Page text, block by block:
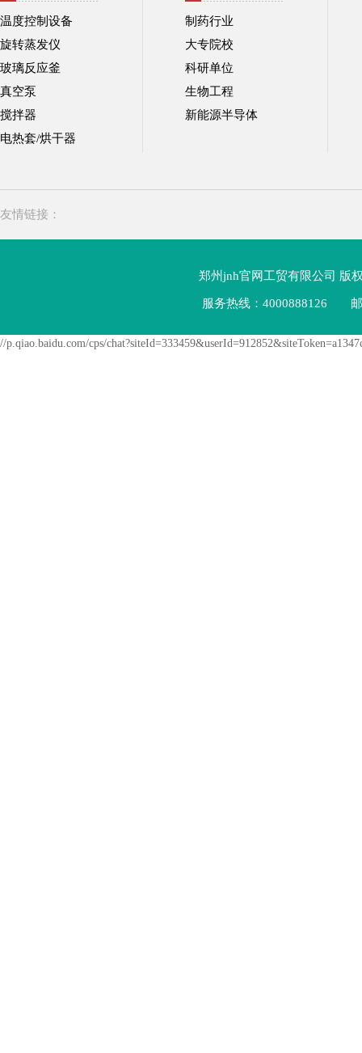
温度控制设备
旋转蒸发仪
玻璃反应釜
真空泵
搅拌器
电热套/烘干器
制药行业
大专院校
科研单位
生物工程
新能源半导体
友情链接：
郑州jnh官网工贸有限公司 版
服务热线：4000888126
//p.qiao.baidu.com/cps/